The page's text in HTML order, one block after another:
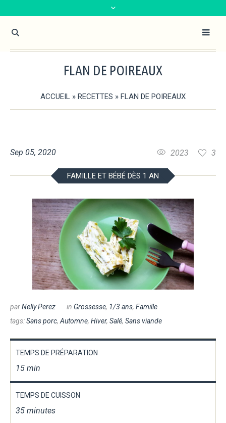
FLAN DE POIREAUX
ACCUEIL » RECETTES » FLAN DE POIREAUX
Sep 05, 2020 3
2023
FAMILLE ET BÉBÉ DÈS 1 AN
parNelly Perez in Grossesse, 1/3 ans, Famille
tags:Sans porc, Automne, Hiver, Salé, Sans viande
TEMPS DE PRÉPARATION
15 min
TEMPS DE CUISSON
35 minutes